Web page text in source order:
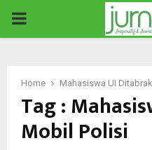
PRIMARY
Home Mahasiswa UI
Tag :
Mobil Polisi